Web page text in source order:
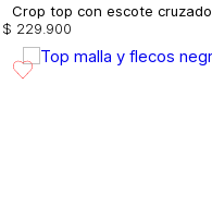
Crop top con escote cruzado
$ 229 900